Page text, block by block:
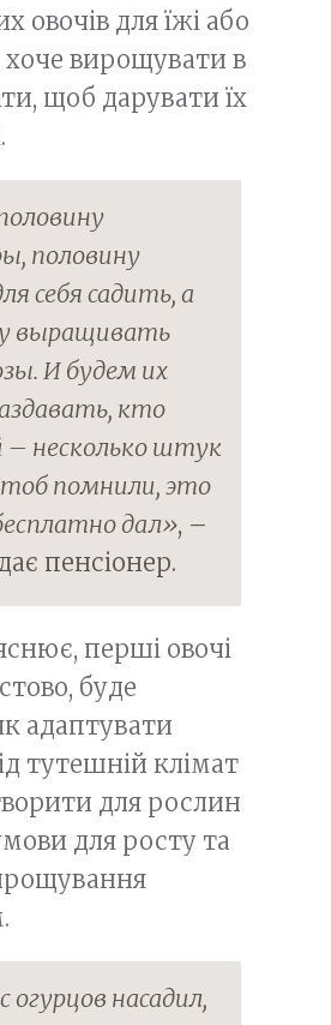
овочів для їжі або
вирощувати в
щоб дарувати їх
половину
себя садить, а
выращивать
И будем их
кто
– несколько штук
помнили, это
дал», –
пенсіонер.
перші овочі
буде
адаптувати
тутешній клімат
для рослин
для росту та
огурцов насадил,